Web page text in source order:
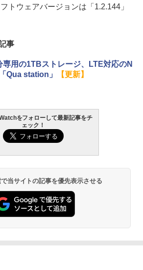
トウェアバージョンは「1.2.144」
事
専用の1TBストレージ、LTE対応のN
Qua station」
【更新】
をフォローして最新記事をチ
ェック！
当サイトの記事を優先表示させる